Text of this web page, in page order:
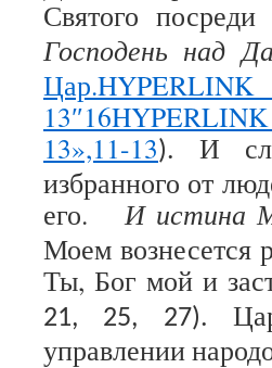
Святого посреди
Господень над
Цар.HYPERLINK
13»,11-13). И
избранного от
его.
И истина
Моем вознесется
Ты, Бог мой и
21, 25, 27).
управлении